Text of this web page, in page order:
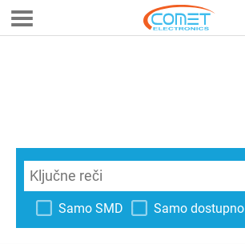
Samo SMD Samo dostupno